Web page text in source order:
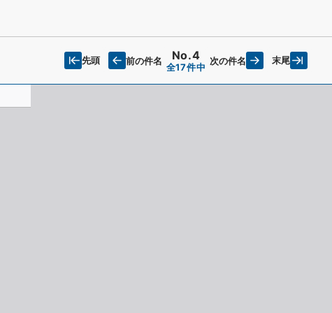
先頭 前の件名 No.4
全17件中
次の件名 末尾